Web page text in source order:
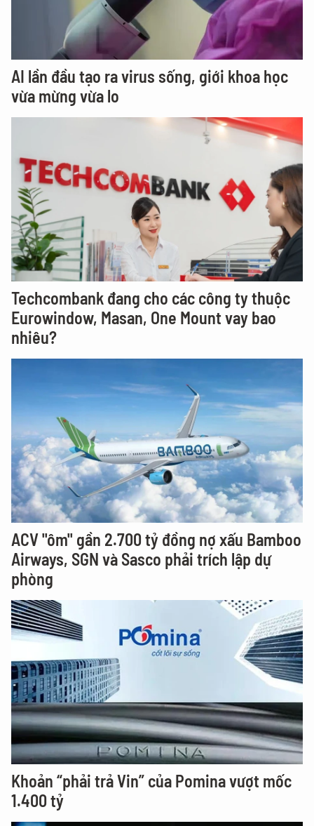
AI lần đầu tạo ra virus sống, giới khoa học
vừa mừng vừa lo
Techcombank đang cho các công ty thuộc
Eurowindow, Masan, One Mount vay bao
nhiêu?
ACV "ôm" gần 2.700 tỷ đồng nợ xấu Bamboo
Airways, SGN và Sasco phải trích lập dự
phòng
Khoản “phải trả Vin” của Pomina vượt mốc
1.400 tỷ